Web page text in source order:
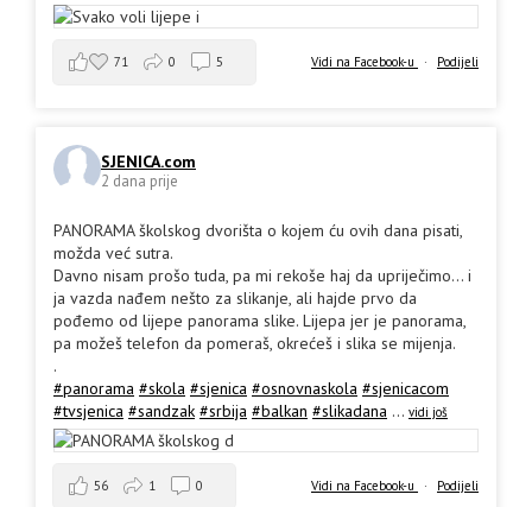
Vidi na Facebook-u · Podijeli
71 0 5
SJENICA.com
2 dana prije
PANORAMA školskog dvorišta o kojem ću ovih dana pisati,
možda već sutra.
Davno nisam prošo tuda, pa mi rekoše haj da upriječimo... i
ja vazda nađem nešto za slikanje, ali hajde prvo da
pođemo od lijepe panorama slike. Lijepa jer je panorama,
pa možeš telefon da pomeraš, okrećeš i slika se mijenja.
.
#panorama #skola #sjenica #osnovnaskola #sjenicacom
#tvsjenica #sandzak #srbija #balkan #slikadana ... vidi još
Vidi na Facebook-u · Podijeli
56 1 0